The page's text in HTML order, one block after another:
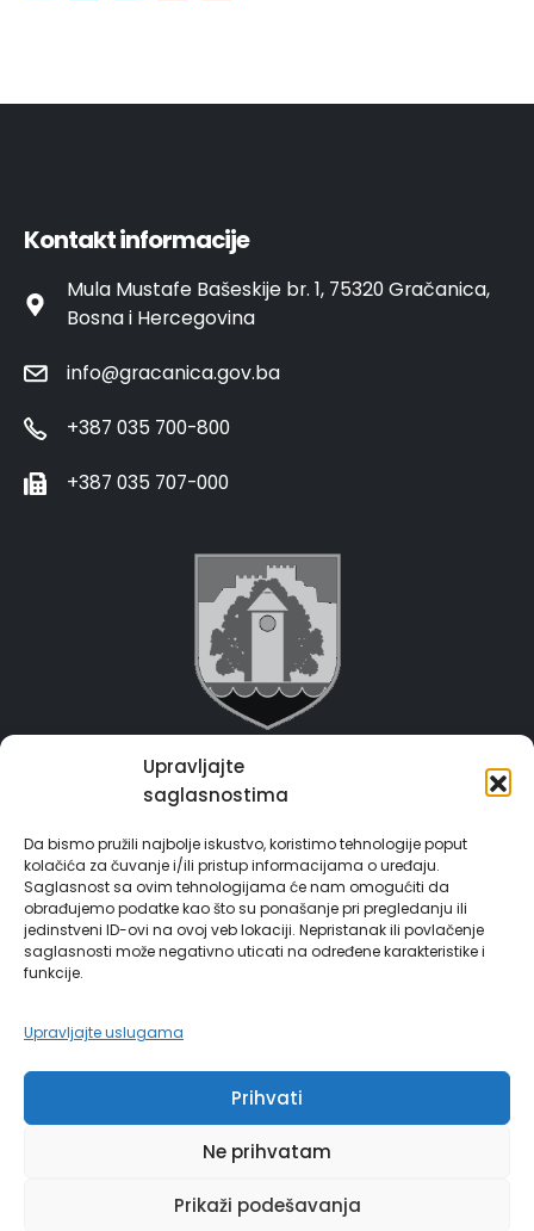
Upravljajte
saglasnostima
Da bismo pružili najbolje iskustvo, koristimo tehnologije poput
kolačića za čuvanje i/ili pristup informacijama o uređaju.
Saglasnost sa ovim tehnologijama će nam omogućiti da
obrađujemo podatke kao što su ponašanje pri pregledanju ili
jedinstveni ID-ovi na ovoj veb lokaciji. Nepristanak ili povlačenje
saglasnosti može negativno uticati na određene karakteristike i
funkcije.
Upravljajte uslugama
Prihvati
Ne prihvatam
Prikaži podešavanja
Kontakt informacije
Mula Mustafe Bašeskije br. 1, 75320 Gračanica,
Bosna i Hercegovina
info@gracanica.gov.ba
+387 035 700-800
+387 035 707-000
Grad Gračanica
E-Matičar
72 sata sistem
Invest in Gračanica
Vodič za građane
Futura Multimedia d.o.o. Tuzla